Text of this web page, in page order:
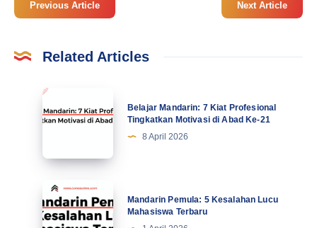
Previous Article Next Article
Related Articles
Belajar
Mandarin:
Profesional
Tingkatkan
Motivasi
di
Belajar Mandarin: 7 Kiat Profesional
Tingkatkan Motivasi di Abad Ke-21
8 April 2026
Mandarin
Pemula:
5
Mandarin Pemula: 5 Kesalahan Lucu
Mahasiswa Terbaru